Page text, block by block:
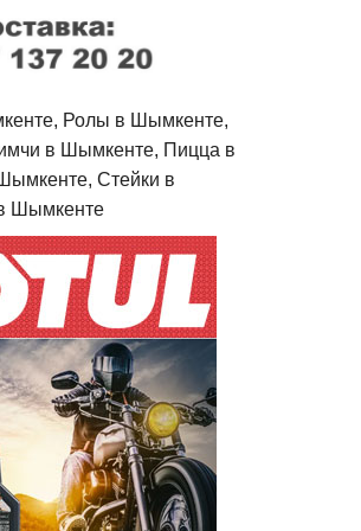
Ролы в Шымкенте,
в Шымкенте, Пицца в
Стейки в
Шымкенте